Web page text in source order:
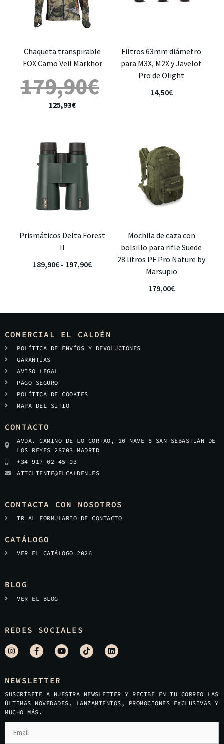
Chaqueta transpirable
FOX Camo Veil Markhor
179,90€
125,93€
Filtros 63mm diámetro
para M3X, M2X y Javelot
Pro de Olight
14,50€
Prismáticos Delta Forest
II
189,90€ - 197,90€
Mochila de caza con
bolsillo para rifle Suede
28 litros PF Pro Nature by
Marsupio
179,00€
COMERCIAL EL CALDÉN
POLÍTICA DE ENVÍOS Y DEVOLUCIONES
GARANTÍAS
AVISO LEGAL
PAGO SEGURO
POLÍTICA DE COOKIES
MAPA DEL SITIO
CONTACTO
AVDA. CAMINO DE LO CORTAO, 10 NAVE 5 SAN SEBASTIÁN DE
LOS REYES 28703 MADRID
+34 917 02 45 03
ATTCLIENTE@ELCALDEN.ES
CONTACTA CON NOSOTROS
IR AL FORMULARIO DE CONTACTO
CATÁLOGO
VER EL CATÁLOGO 2026
BLOG
VER EL BLOG
REDES SOCIALES
NEWSLETTER
SUSCRÍBETE A NUESTRA NEWSLETTER Y RECIBE EN TU CORREO LAS
ÚLTIMAS NOVEDADES, LANZAMIENTOS, PROMOCIONES EXCLUSIVAS Y
MUCHO MÁS.